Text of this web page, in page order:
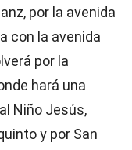
por la avenida
con la avenida
por la
hará una
Niño Jesús,
y por San